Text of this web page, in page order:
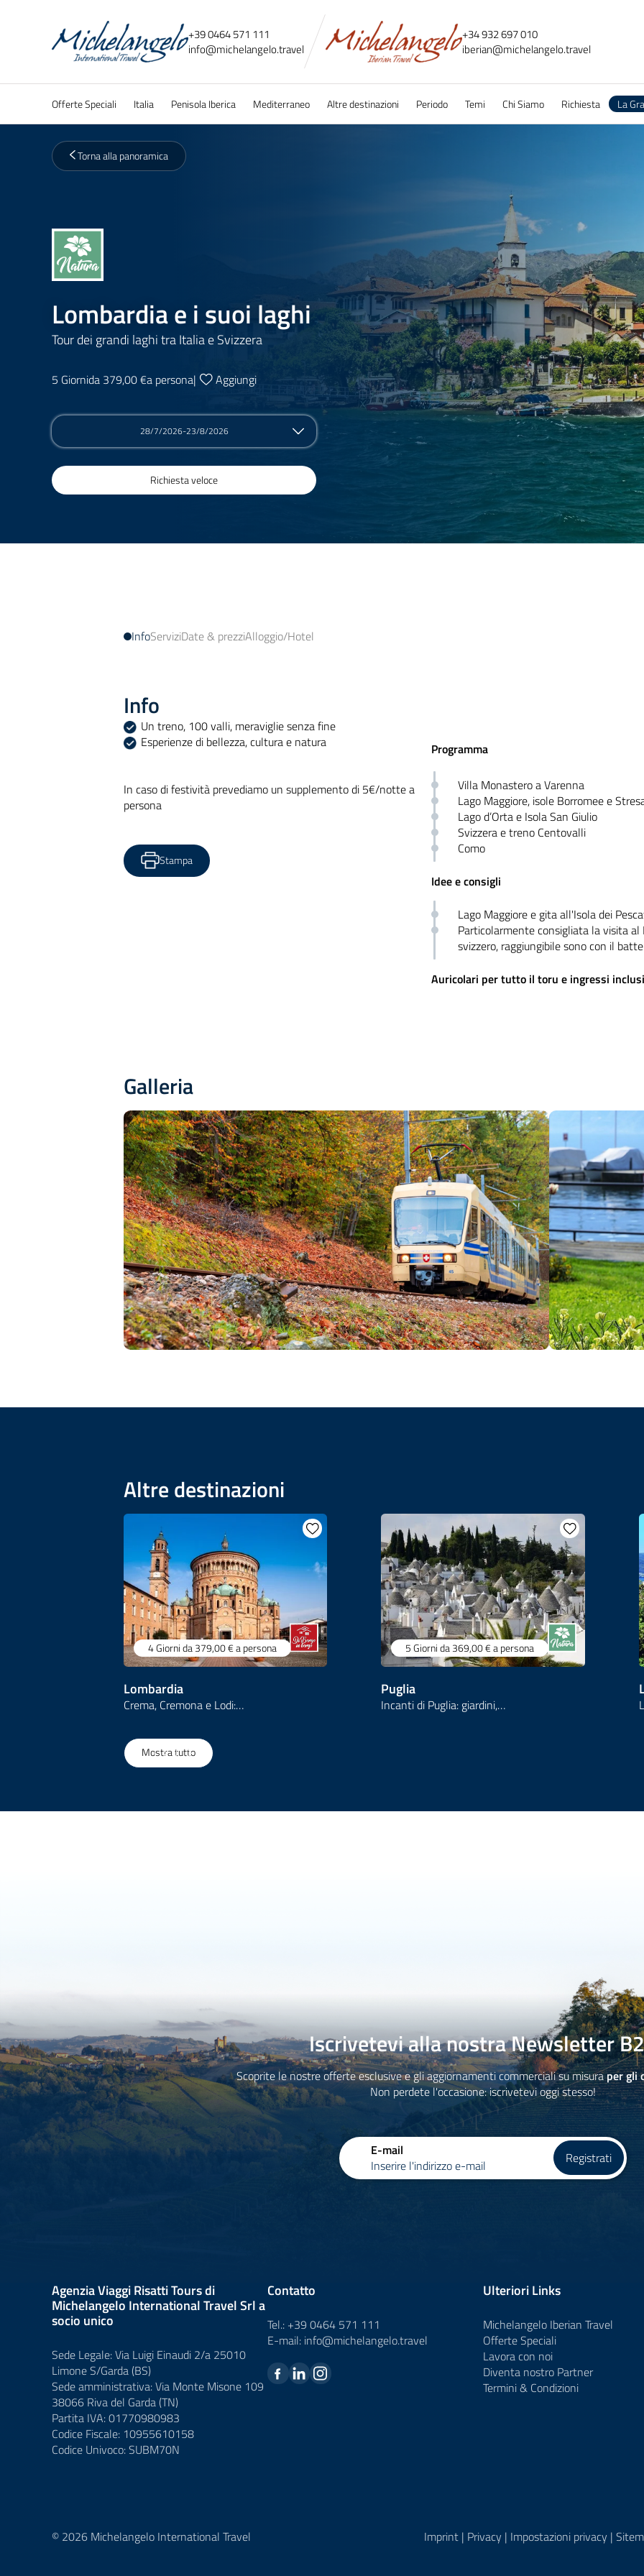
+39 0464 571 111
info@michelangelo.travel
+34 932 697 010
iberian@michelangelo.travel
Offerte Speciali Italia Penisola Iberica Mediterraneo Altre destinazioni Periodo Temi Chi Siamo Richiesta La
Torna alla panoramica
Lombardia e i suoi laghi
Tour dei grandi laghi tra Italia e Svizzera
5 Giornida 379,00 €a persona| Aggiungi
28/7/2026-23/8/2026
Richiesta veloce
InfoServiziDate & prezziAlloggio/Hotel
Info
Un treno, 100 valli, meraviglie senza fine
Esperienze di bellezza, cultura e natura
In caso di festività prevediamo un supplemento di 5€/notte a
persona
Stampa
Programma
Villa Monastero a Varenna
Lago Maggiore, isole Borromee e
Lago d’Orta e Isola San Giulio
Svizzera e treno Centovalli
Como
Idee e consigli
Lago Maggiore e gita all'Isola dei
Particolarmente consigliata la visita al
svizzero, raggiungibile sono con il
Auricolari per tutto il toru e ingressi inclusi
Galleria
Altre destinazioni
4 Giornida 379,00 €a persona
Lombardia
Crema, Cremona e Lodi:…
5 Giornida 369,00 €a persona
Puglia
Incanti di Puglia: giardini,…
1 157
Mostra tutto
Iscrivetevi alla nostra Newsletter
Scoprite le nostre offerte esclusive e gli aggiornamenti commerciali su misuraper gli
Non perdete l'occasione: iscrivetevi oggi stesso!
E-mail
Inserire l'indirizzo e-mail
Registrati
Agenzia Viaggi Risatti Tours di
Michelangelo International Travel Srl a
socio unico
Sede Legale: Via Luigi Einaudi 2/a 25010
Limone S/Garda (BS)
Sede amministrativa: Via Monte Misone 109
38066 Riva del Garda (TN)
Partita IVA: 01770980983
Codice Fiscale: 10955610158
Codice Univoco: SUBM70N
Contatto
Tel.: +39 0464 571 111
E-mail: info@michelangelo.travel
Ulteriori Links
Michelangelo Iberian Travel
Offerte Speciali
Lavora con noi
Diventa nostro Partner
Termini & Condizioni
© 2026 Michelangelo International Travel Imprint | Privacy | Impostazioni privacy |